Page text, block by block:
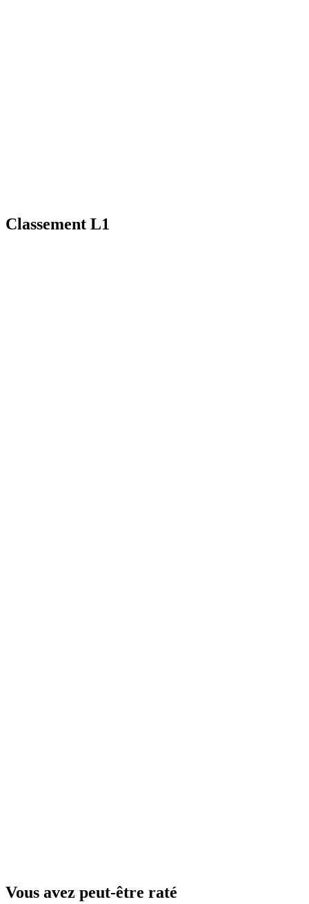
Classement L1
Vous avez peut-être raté